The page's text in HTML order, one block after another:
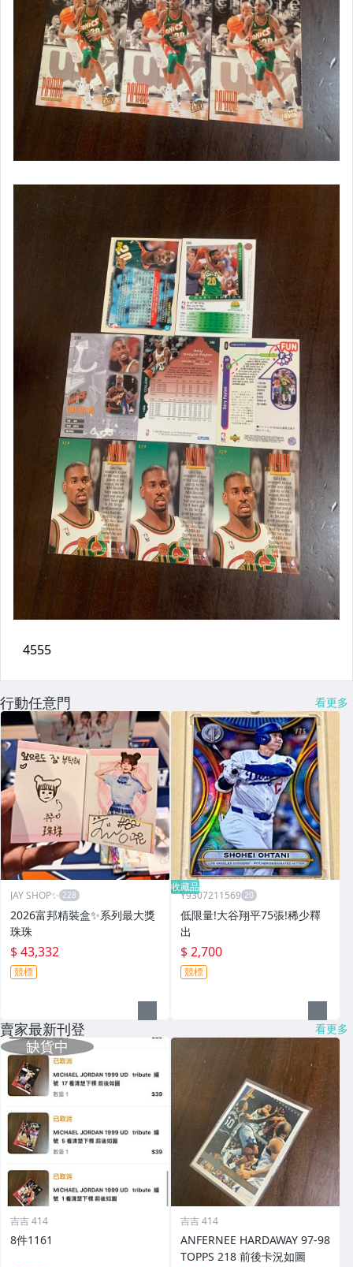
行動任意門 看更多
JAY SHOP✨
2026富邦精裝盒✨系列最大獎
珠珠
$ 43,332
競標
收藏品
Y9307211569
低限量!大谷翔平75張!稀少釋
出
$ 2,700
競標
賣家最新刊登 看更多
吉吉 414
8件1161
吉吉 414
ANFERNEE HARDAWAY 97-98
TOPPS 218 前後卡況如圖